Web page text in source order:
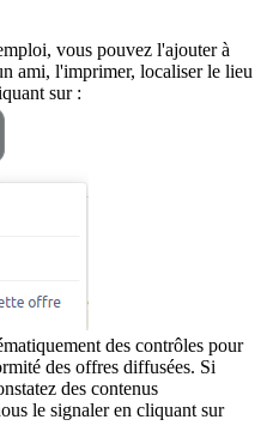
vous pouvez l'ajouter à
ami, l'imprimer, localiser le lieu
sur :
des contrôles pour
des offres diffusées. Si
des contenus
le signaler en cliquant sur